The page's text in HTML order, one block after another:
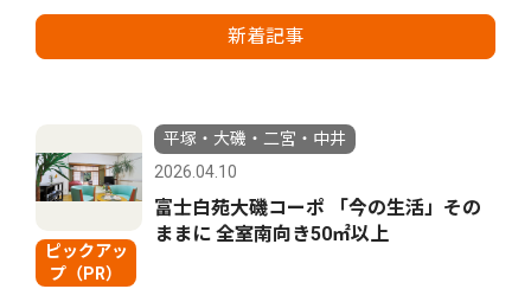
新着記事
ピックアッ
プ（PR）
平塚・大磯・二宮・中井
2026.04.10
富士白苑大磯コーポ 「今の生活」その
ままに 全室南向き50㎡以上